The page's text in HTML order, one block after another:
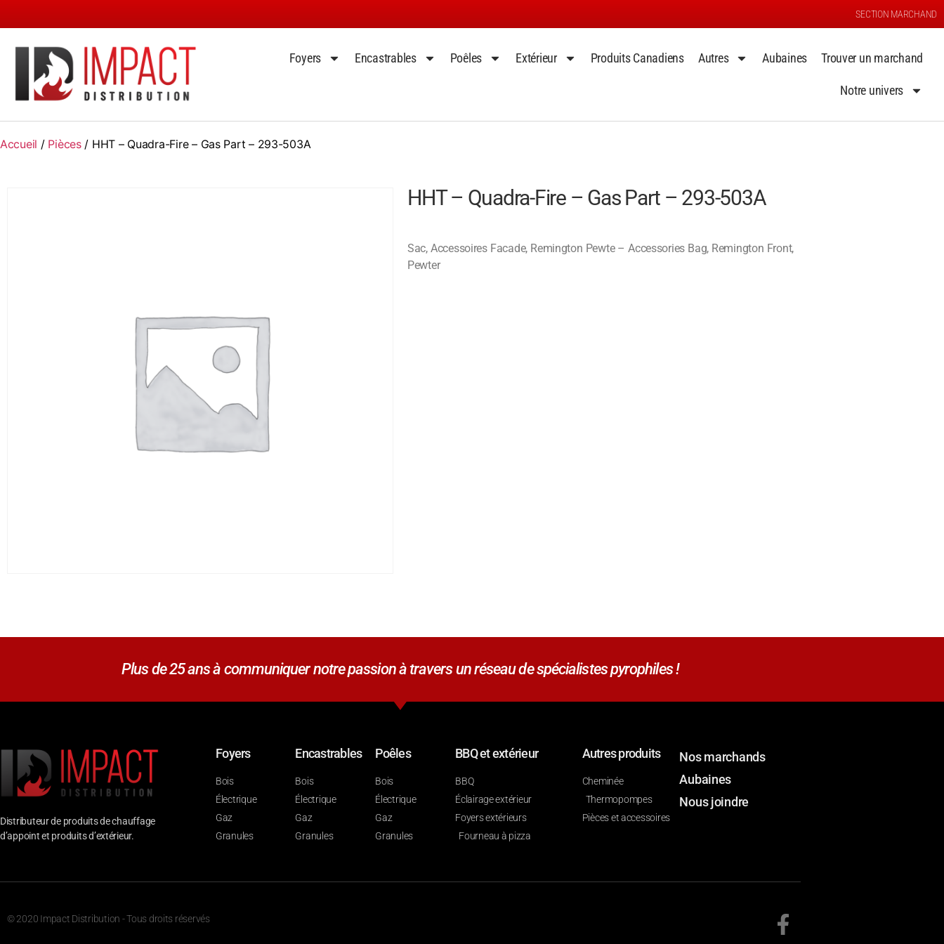
SECTION MARCHAND
Foyers Encastrables Poêles Extérieur Produits Canadiens Autres Aubaines Trouver un marchand
Notre univers
Accueil / Pièces/ HHT – Quadra-Fire – Gas Part – 293-503A
HHT – Quadra-Fire – Gas Part – 293-503A
Sac, Accessoires Facade, Remington Pewte – Accessories Bag, Remington Front,
Pewter
Plus de 25 ans à communiquer notre passion à travers un réseau de spécialistes pyrophiles !
Distributeur de produits de chauffage
d’appoint et produits d’extérieur.
Foyers
Bois
Électrique
Gaz
Granules
Encastrables
Bois
Électrique
Gaz
Granules
Poêles
Bois
Électrique
Gaz
Granules
BBQ et extérieur
BBQ
Éclairage extérieur
Foyers extérieurs
Fourneau à pizza
Autres produits
Cheminée
Thermopompes
Pièces et accessoires
Nos marchands
Aubaines
Nous joindre
© 2020 Impact Distribution - Tous droits réservés